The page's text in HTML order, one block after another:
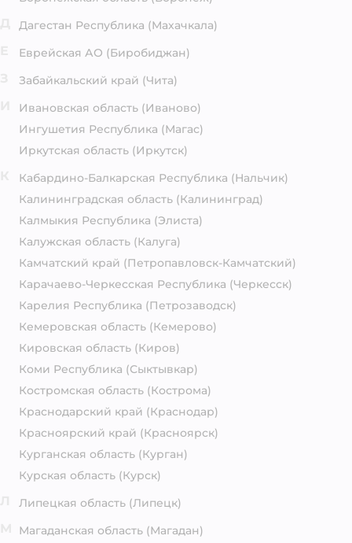
Дагестан Республика (Махачкала)
Еврейская АО (Биробиджан)
Забайкальский край (Чита)
Ивановская область (Иваново)
Ингушетия Республика (Магас)
Иркутская область (Иркутск)
Кабардино-Балкарская Республика (Нальчик)
Калининградская область (Калининград)
Калмыкия Республика (Элиста)
Калужская область (Калуга)
Камчатский край (Петропавловск-Камчатский)
Карачаево-Черкесская Республика (Черкесск)
Карелия Республика (Петрозаводск)
Кемеровская область (Кемерово)
Кировская область (Киров)
Коми Республика (Сыктывкар)
Костромская область (Кострома)
Краснодарский край (Краснодар)
Красноярский край (Красноярск)
Курганская область (Курган)
Курская область (Курск)
Липецкая область (Липецк)
Магаданская область (Магадан)